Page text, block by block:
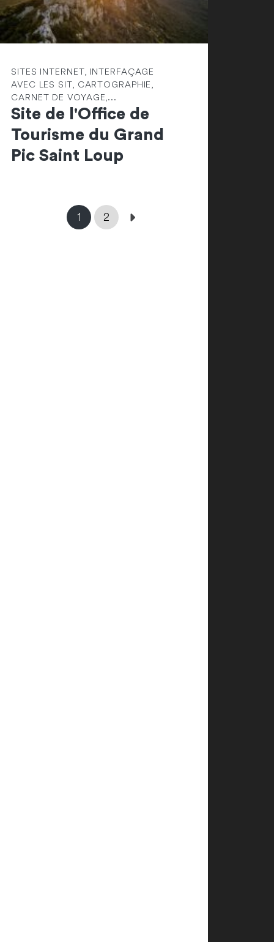
SITES INTERNET, INTERFAÇAGE
AVEC LES SIT, CARTOGRAPHIE,
CARNET DE VOYAGE,...
Site de l'Office de
Tourisme du Grand
Pic Saint Loup
1 2